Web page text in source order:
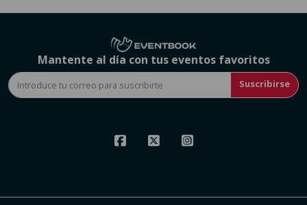
Mantente al día con tus eventos favoritos
Suscribirse